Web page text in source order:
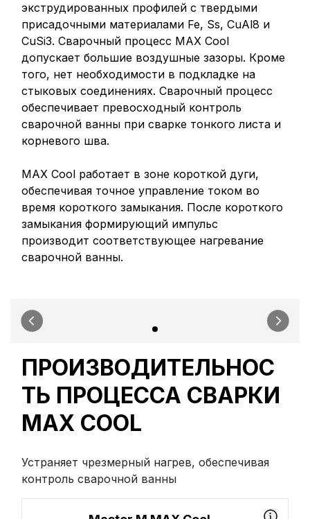
экструдированных профилей с твердыми
присадочными материалами Fe, Ss, CuAl8 и
CuSi3. Сварочный процесс MAX Cool
допускает большие воздушные зазоры. Кроме
того, нет необходимости в подкладке на
стыковых соединениях. Сварочный процесс
обеспечивает превосходный контроль
сварочной ванны при сварке тонкого листа и
корневого шва.
MAX Cool работает в зоне короткой дуги,
обеспечивая точное управление током во
время короткого замыкания. После короткого
замыкания формирующий импульс
производит соответствующее нагревание
сварочной ванны.
ПРОИЗВОДИТЕЛЬНОС
ТЬ ПРОЦЕССА СВАРКИ
MAX COOL
Устраняет чрезмерный нагрев, обеспечивая
контроль сварочной ванны